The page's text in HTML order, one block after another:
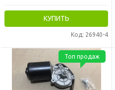
КУПИТЬ
Код: 26940-4
Топ продаж